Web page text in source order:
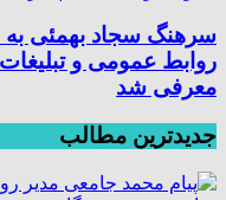
سرهنگ سجاد بهمئی
روابط عمومی و
معرفی شد
جدیدترین مطالب